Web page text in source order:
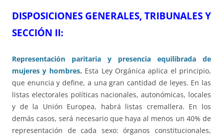
DISPOSICIONES GENERALES, TRIBUNALES Y
SECCIÓN II:
Representación paritaria y presencia equilibrada de
mujeres y hombres. Esta Ley Orgánica aplica el principio,
que enuncia y define, a una gran cantidad de leyes. En las
listas electorales políticas nacionales, autonómicas, locales
y de la Unión Europea, habrá listas cremallera. En los
demás casos, será necesario que haya al menos un 40% de
representación de cada sexo: órganos constitucionales,